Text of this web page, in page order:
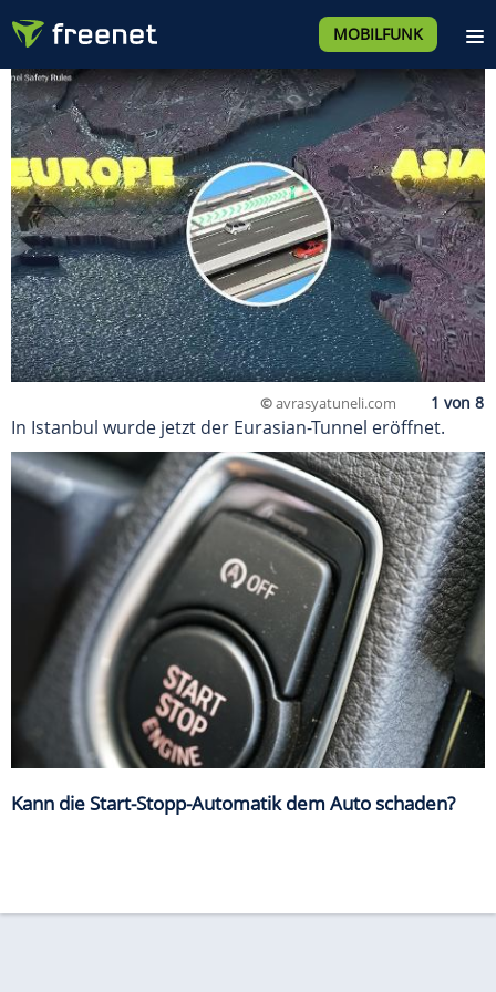
MOBILFUNK
©avrasyatuneli.com
In Istanbul wurde jetzt der Eurasian-Tunnel eröffnet.
Kann die Start-Stopp-Automatik dem Auto schaden?